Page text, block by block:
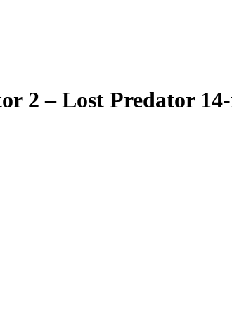
2 – Lost Predator